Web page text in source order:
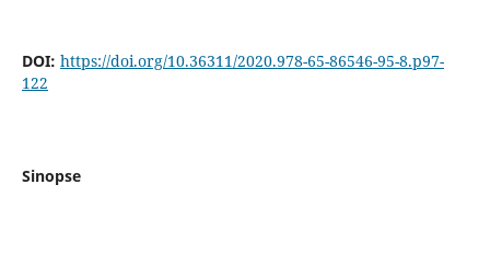
DOI: https://doi.org/10.36311/2020.978-65-86546-95-8.p97-
122
Sinopse